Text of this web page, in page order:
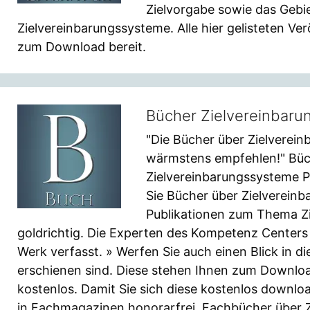
Zielvorgabe sowie das
Zielvereinbarungssysteme. Alle hier gelisteten
zum Download bereit.
Bücher
"Die Bücher über
wärmstens empfehlen!"
Zielvereinbarungssysteme
Sie Bücher über
Publikationen zum Thema
goldrichtig. Die Experten des Kompetenz
Werk verfasst. » Werfen Sie auch einen Blick in
erschienen sind. Diese stehen Ihnen zum
kostenlos. Damit Sie sich diese kostenlos